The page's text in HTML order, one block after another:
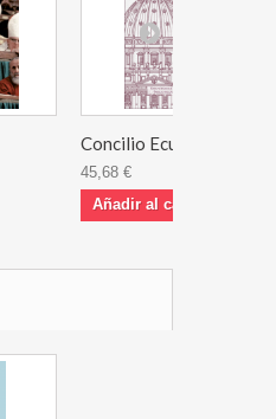
Concilio Ecuménic...
45,68 €
Añadir al carrito